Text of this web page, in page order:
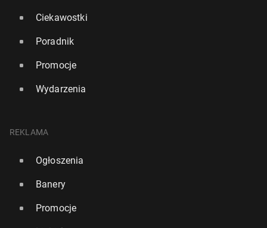
Ciekawostki
Poradnik
Promocje
Wydarzenia
REKLAMA
Ogłoszenia
Banery
Promocje